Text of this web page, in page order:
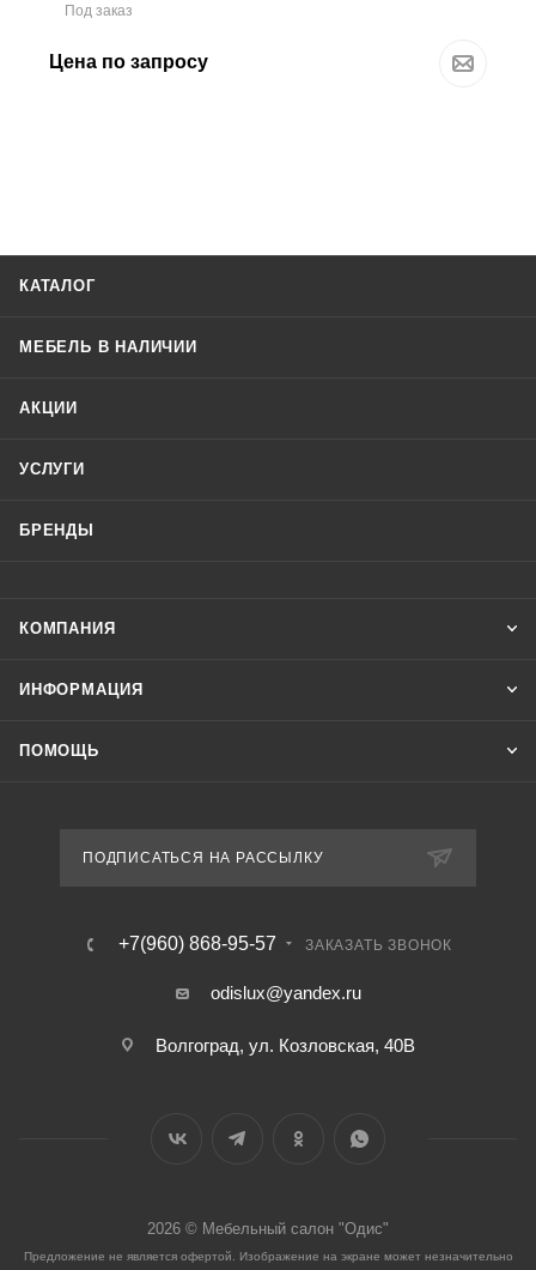
Под заказ
Цена по запросу
КАТАЛОГ
МЕБЕЛЬ В НАЛИЧИИ
АКЦИИ
УСЛУГИ
БРЕНДЫ
КОМПАНИЯ
ИНФОРМАЦИЯ
ПОМОЩЬ
ПОДПИСАТЬСЯ НА РАССЫЛКУ
+7(960) 868-95-57 ЗАКАЗАТЬ ЗВОНОК
odislux@yandex.ru
Волгоград, ул. Козловская, 40В
2026 © Мебельный салон "Одис"
Предложение не является офертой. Изображение на экране может незначительно